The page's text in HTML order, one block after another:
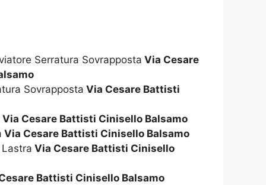
Serratura Sovrapposta Via Cesare
Sovrapposta Via Cesare Battisti
Via Cesare Battisti Cinisello Balsamo
Via Cesare Battisti Cinisello Balsamo
Via Cesare Battisti Cinisello
Battisti Cinisello Balsamo